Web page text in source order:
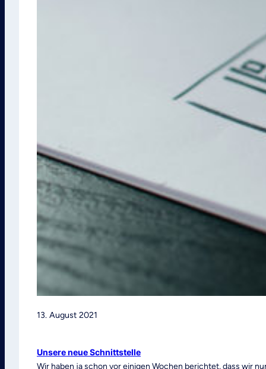
13. August 2021
Unsere neue Schnittstelle
Wir haben ja schon vor einigen Wochen berichtet, dass wir